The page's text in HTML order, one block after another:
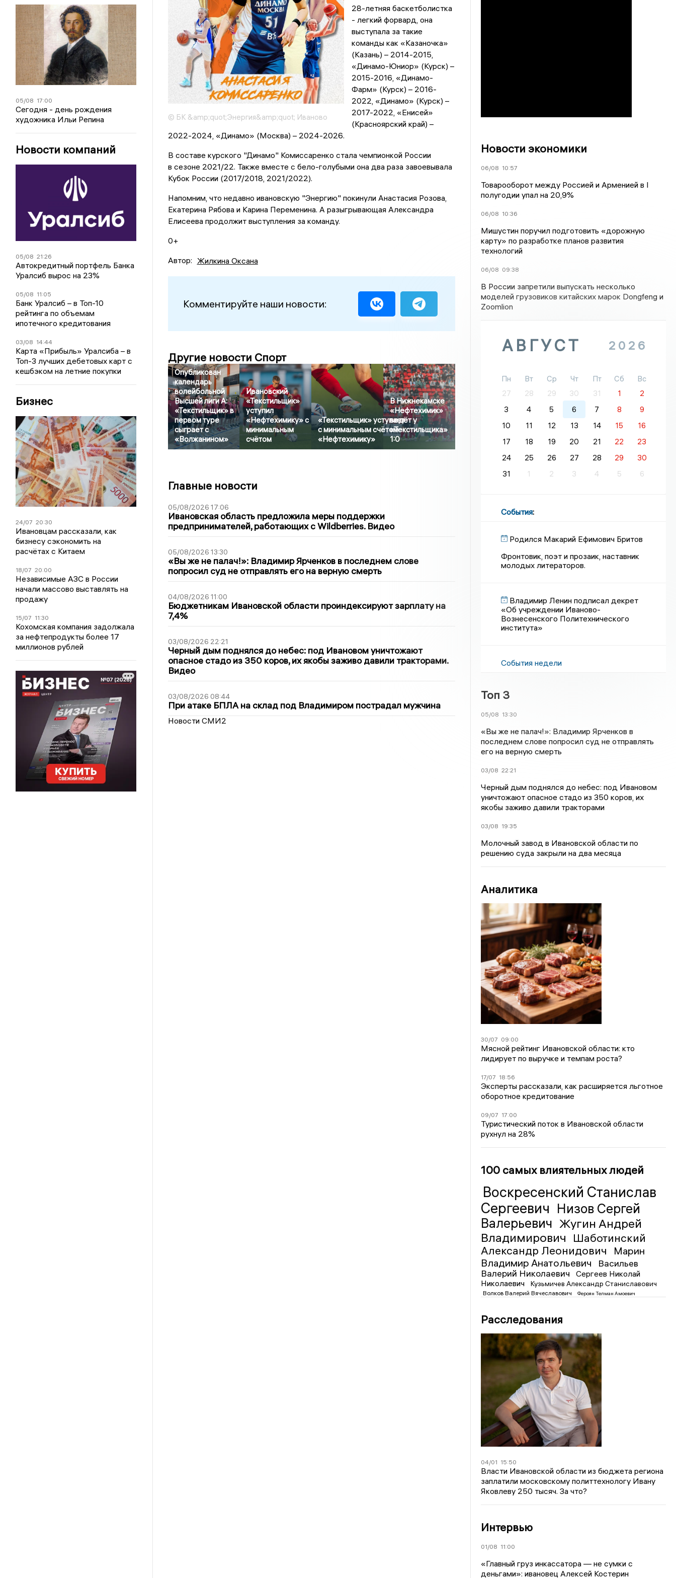
05/08 17:00
Сегодня - день рождения
художника Ильи Репина
Новости компаний
05/08 21:26
Автокредитный портфель Банка
Уралсиб вырос на 23%
05/08 11:05
Банк Уралсиб – в Топ-10
рейтинга по объемам
ипотечного кредитования
03/08 14:44
Карта «Прибыль» Уралсиба – в
Топ-3 лучших дебетовых карт с
кешбэком на летние покупки
Бизнес
24/07 20:30
Ивановцам рассказали, как
бизнесу сэкономить на
расчётах с Китаем
18/07 20:00
Независимые АЗС в России
начали массово выставлять на
продажу
15/07 11:30
Кохомская компания задолжала
за нефтепродукты более 17
миллионов рублей
© БК &amp;quot;Энергия&amp;quot; Иваново
28-летняя баскетболистка
- легкий форвард, она
выступала за такие
команды как «Казаночка»
(Казань) – 2014-2015,
«Динамо-Юниор» (Курск) –
2015-2016, «Динамо-
Фарм» (Курск) – 2016-
2022, «Динамо» (Курск) –
2017-2022, «Енисей»
(Красноярский край) –
2022-2024, «Динамо» (Москва) – 2024-2026.
В составе курского "Динамо" Комиссаренко стала чемпионкой России
в сезоне 2021/22. Также вместе с бело-голубыми она два раза завоевывала
Кубок России (2017/2018, 2021/2022).
Напомним, что недавно ивановскую "Энергию" покинули Анастасия Розова,
Екатерина Рябова и Карина Переменина. А разыгрывающая Александра
Елисеева продолжит выступления за команду.
0+
Автор: Жилкина Оксана
Комментируйте наши новости:
Другие новости Спорт
Опубликован
календарь
волейбольной
Высшей лиги А:
«Текстильщик» в
первом туре
сыграет с
«Волжанином»
Ивановский
«Текстильщик»
уступил
«Нефтехимику» с
минимальным
счётом
«Текстильщик» уступает
с минимальным счётом
«Нефтехимику»
В Нижнекамске
«Нефтехимик»
ведёт у
«Текстильщика»
1:0
Главные новости
05/08/2026 17:06
Ивановская область предложила меры поддержки
предпринимателей, работающих с Wildberries. Видео
05/08/2026 13:30
«Вы же не палач!»: Владимир Ярченков в последнем слове
попросил суд не отправлять его на верную смерть
04/08/2026 11:00
Бюджетникам Ивановской области проиндексируют зарплату на
7,4%
03/08/2026 22:21
Черный дым поднялся до небес: под Ивановом уничтожают
опасное стадо из 350 коров, их якобы заживо давили тракторами.
Видео
03/08/2026 08:44
При атаке БПЛА на склад под Владимиром пострадал мужчина
Новости СМИ2
Новости экономики
06/08 10:57
Товарооборот между Россией и Арменией в I
полугодии упал на 20,9%
06/08 10:36
Мишустин поручил подготовить «дорожную
карту» по разработке планов развития
технологий
06/08 09:38
В России запретили выпускать несколько
моделей грузовиков китайских марок Dongfeng и
Zoomlion
АВГУСТ 2026
Пн Вт Ср Чт Пт Сб
Вс
27
28 29 30 31 1
2
3
4 5 6 7 8
9
10
11 12 13 14 15
16
17
18 19 20 21 22
23
24
25 26 27 28 29
30
31
1 2 3 4 5 6
События:
Родился Макарий Ефимович Бритов
Фронтовик, поэт и прозаик, наставник
молодых литераторов.
Владимир Ленин подписал декрет
«Об учреждении Иваново-
Вознесенского Политехнического
института»
События недели
Топ 3
05/08 13:30
«Вы же не палач!»: Владимир Ярченков в
последнем слове попросил суд не отправлять
его на верную смерть
03/08 22:21
Черный дым поднялся до небес: под Ивановом
уничтожают опасное стадо из 350 коров, их
якобы заживо давили тракторами
03/08 19:35
Молочный завод в Ивановской области по
решению суда закрыли на два месяца
Аналитика
30/07 09:00
Мясной рейтинг Ивановской области: кто
лидирует по выручке и темпам роста?
17/07 18:56
Эксперты рассказали, как расширяется льготное
оборотное кредитование
09/07 17:00
Туристический поток в Ивановской области
рухнул на 28%
100 самых влиятельных людей
Воскресенский Станислав
Сергеевич Низов Сергей
Валерьевич Жугин Андрей
Владимирович
Шаботинский
Александр Леонидович
Марин
Владимир Анатольевич
Васильев
Валерий Николаевич
Сергеев Николай
Николаевич
Кузьмичев Александр Станиславович
Волков Валерий Вячеславович Фероян Телман Амоевич
Расследования
04/01 15:50
Власти Ивановской области из бюджета региона
заплатили московскому политтехнологу Ивану
Яковлеву 250 тысяч. За что?
Интервью
01/08 11:00
«Главный груз инкассатора — не сумки с
деньгами»: ивановец Алексей Костерин